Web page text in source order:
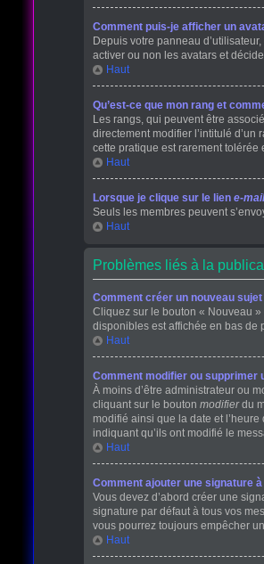
Comment puis-je afficher un
Depuis votre panneau
activer ou non les avatars et
Haut
Qu’est-ce que mon rang et
Les rangs, qui peuvent être
directement modifier l’intitulé
cette pratique est rarement tolérée
Haut
Lorsque je clique sur le lien e-mail
Seuls les membres peuvent
Haut
Problèmes liés à la
Comment créer un nouveau
Cliquez sur le bouton « Nouveau
disponibles est affichée en bas de
Haut
Comment modifier ou supprimer
À moins d’être administrateur ou
cliquant sur le bouton modifierdu
modifié ainsi que la date et
indiquant qu’ils ont modifié le
Haut
Comment ajouter une signature
Vous devez d’abord créer une
signature par défaut à tous vos
vous pourrez toujours empêcher
Haut